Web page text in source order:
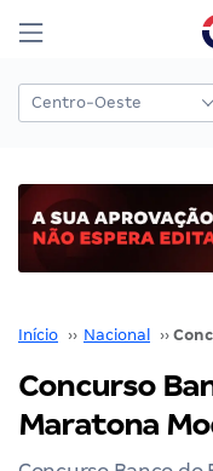
Início ›› Nacional ››
Concurso
Maratona